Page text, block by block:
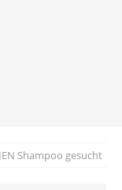
Shampoo gesucht